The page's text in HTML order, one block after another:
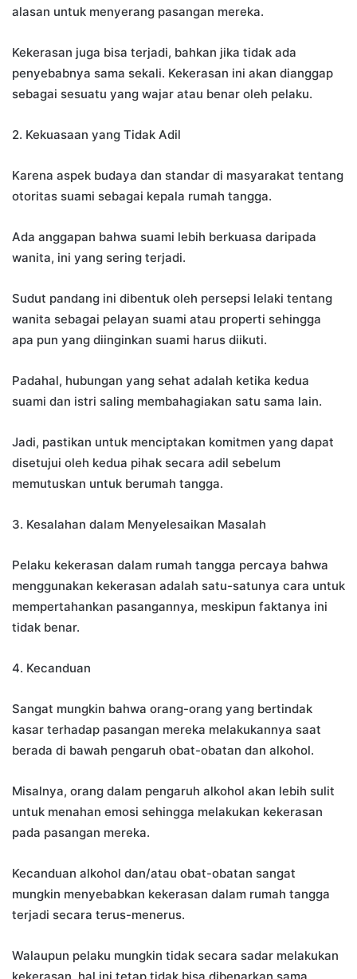
alasan untuk menyerang pasangan mereka.
Kekerasan juga bisa terjadi, bahkan jika tidak ada
penyebabnya sama sekali. Kekerasan ini akan dianggap
sebagai sesuatu yang wajar atau benar oleh pelaku.
2. Kekuasaan yang Tidak Adil
Karena aspek budaya dan standar di masyarakat tentang
otoritas suami sebagai kepala rumah tangga.
Ada anggapan bahwa suami lebih berkuasa daripada
wanita, ini yang sering terjadi.
Sudut pandang ini dibentuk oleh persepsi lelaki tentang
wanita sebagai pelayan suami atau properti sehingga
apa pun yang diinginkan suami harus diikuti.
Padahal, hubungan yang sehat adalah ketika kedua
suami dan istri saling membahagiakan satu sama lain.
Jadi, pastikan untuk menciptakan komitmen yang dapat
disetujui oleh kedua pihak secara adil sebelum
memutuskan untuk berumah tangga.
3. Kesalahan dalam Menyelesaikan Masalah
Pelaku kekerasan dalam rumah tangga percaya bahwa
menggunakan kekerasan adalah satu-satunya cara untuk
mempertahankan pasangannya, meskipun faktanya ini
tidak benar.
4. Kecanduan
Sangat mungkin bahwa orang-orang yang bertindak
kasar terhadap pasangan mereka melakukannya saat
berada di bawah pengaruh obat-obatan dan alkohol.
Misalnya, orang dalam pengaruh alkohol akan lebih sulit
untuk menahan emosi sehingga melakukan kekerasan
pada pasangan mereka.
Kecanduan alkohol dan/atau obat-obatan sangat
mungkin menyebabkan kekerasan dalam rumah tangga
terjadi secara terus-menerus.
Walaupun pelaku mungkin tidak secara sadar melakukan